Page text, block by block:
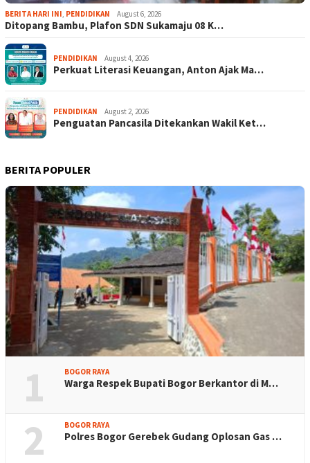
BERITA HARI INI, PENDIDIKAN August 6, 2026
Ditopang Bambu, Plafon SDN Sukamaju 08 K…
PENDIDIKAN August 4, 2026
Perkuat Literasi Keuangan, Anton Ajak Ma…
PENDIDIKAN August 2, 2026
Penguatan Pancasila Ditekankan Wakil Ket…
BERITA POPULER
1 BOGOR RAYA
Warga Respek Bupati Bogor Berkantor di M…
2 BOGOR RAYA
Polres Bogor Gerebek Gudang Oplosan Gas …